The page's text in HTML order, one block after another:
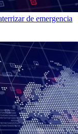
de emergencia